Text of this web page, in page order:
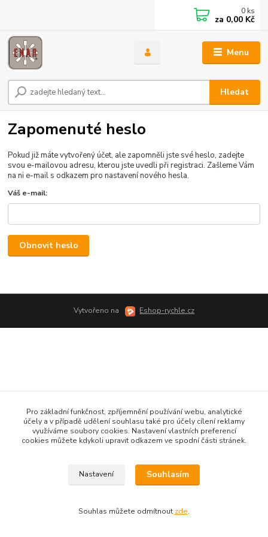
Menu
Hledat
0 ks
za 0,00 Kč
Zapomenuté heslo
Pokud již máte vytvořený účet, ale zapomněli jste své heslo, zadejte
svou e-mailovou adresu, kterou jste uvedli při registraci. Zašleme Vám
na ni e-mail s odkazem pro nastavení nového hesla.
Váš e-mail:
Obnovit heslo
Vytvořeno na Eshop-rychle.cz
Pro základní funkčnost, zpříjemnění používání webu, analytické
účely a v případě udělení souhlasu také pro účely cílení reklamy
využíváme soubory cookies. Nastavení vlastních preferencí
cookies můžete kdykoli upravit odkazem ve spodní části stránek.
Nastavení Souhlasím
Souhlas můžete odmítnout zde.